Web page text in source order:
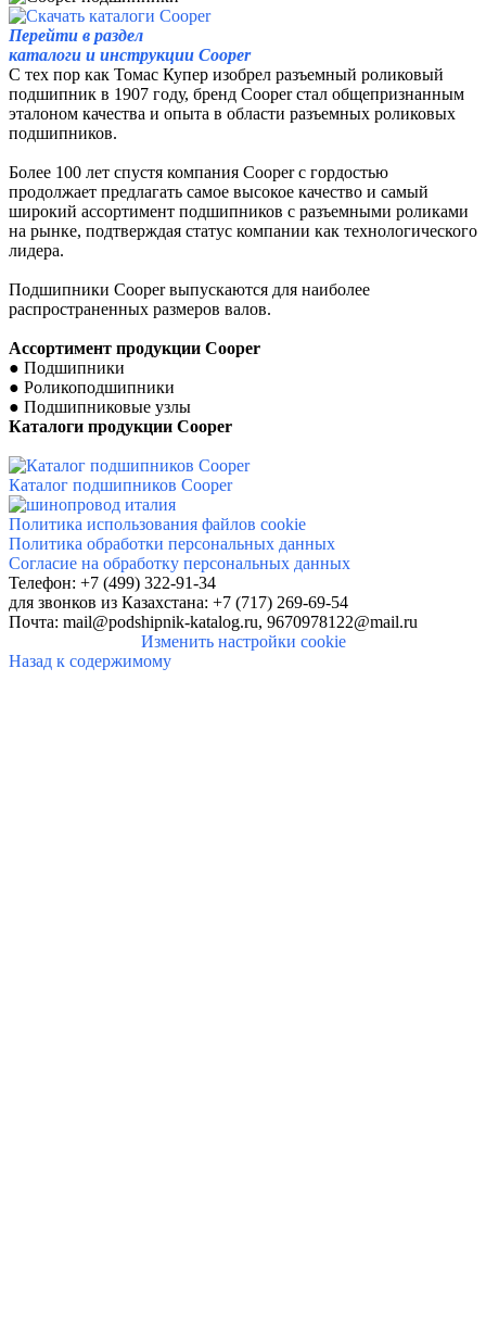
Перейти в раздел
каталоги и инструкции Cooper
С тех пор как Томас Купер изобрел разъемный роликовый
подшипник в 1907 году, бренд Cooper стал общепризнанным
эталоном качества и опыта в области разъемных роликовых
подшипников.
Более 100 лет спустя компания Cooper с гордостью
продолжает предлагать самое высокое качество и самый
широкий ассортимент подшипников с разъемными роликами
на рынке, подтверждая статус компании как технологического
лидера.
Подшипники Cooper выпускаются для наиболее
распространенных размеров валов.
Ассортимент продукции Cooper
● Подшипники
● Роликоподшипники
● Подшипниковые узлы
Каталоги продукции Cooper
Каталог подшипников Cooper
Политика использования файлов cookie
Политика обработки персональных данных
Согласие на обработку персональных данных
Телефон: +7 (499) 322-91-34
для звонков из Казахстана: +7 (717) 269-69-54
Почта: mail@podshipnik-katalog.ru, 9670978122@mail.ru
Изменить настройки cookie
Назад к содержимому